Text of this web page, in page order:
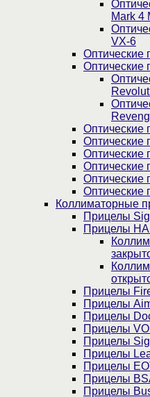
Mark 4
VX-6
Оптические
Оптические
Оптические
Оптические
Оптические
Оптические
Оптические
Оптические
Коллиматорные
Прицелы
Прицелы
Прицелы
Прицелы
Прицелы
Прицелы
Прицелы
Прицелы
Прицелы
Прицелы
Прицелы